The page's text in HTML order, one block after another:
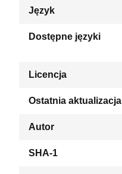
Język
Dostępne języki
Licencja
Ostatnia aktualizacja
Autor
SHA-1